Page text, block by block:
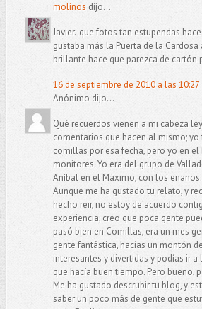
molinos dijo...
Javier..que fotos tan estupendas
gustaba más la Puerta de la Cardosa
brillante hace que parezca de cartón
16 de septiembre de 2010 a las 10:27
Anónimo dijo...
Qué recuerdos vienen a mi cabeza
comentarios que hacen al mismo; yo
comillas por esa fecha, pero yo en
monitores. Yo era del grupo de
Aníbal en el Máximo, con los enanos.
Aunque me ha gustado tu relato, y
hecho reir, no estoy de acuerdo
experiencia; creo que poca gente
pasó bien en Comillas, era un mes
gente fantástica, hacías un montón
interesantes y divertidas y podías ir
que hacía buen tiempo. Pero bueno,
Me ha gustado descrubir tu blog, y
saber un poco más de gente que